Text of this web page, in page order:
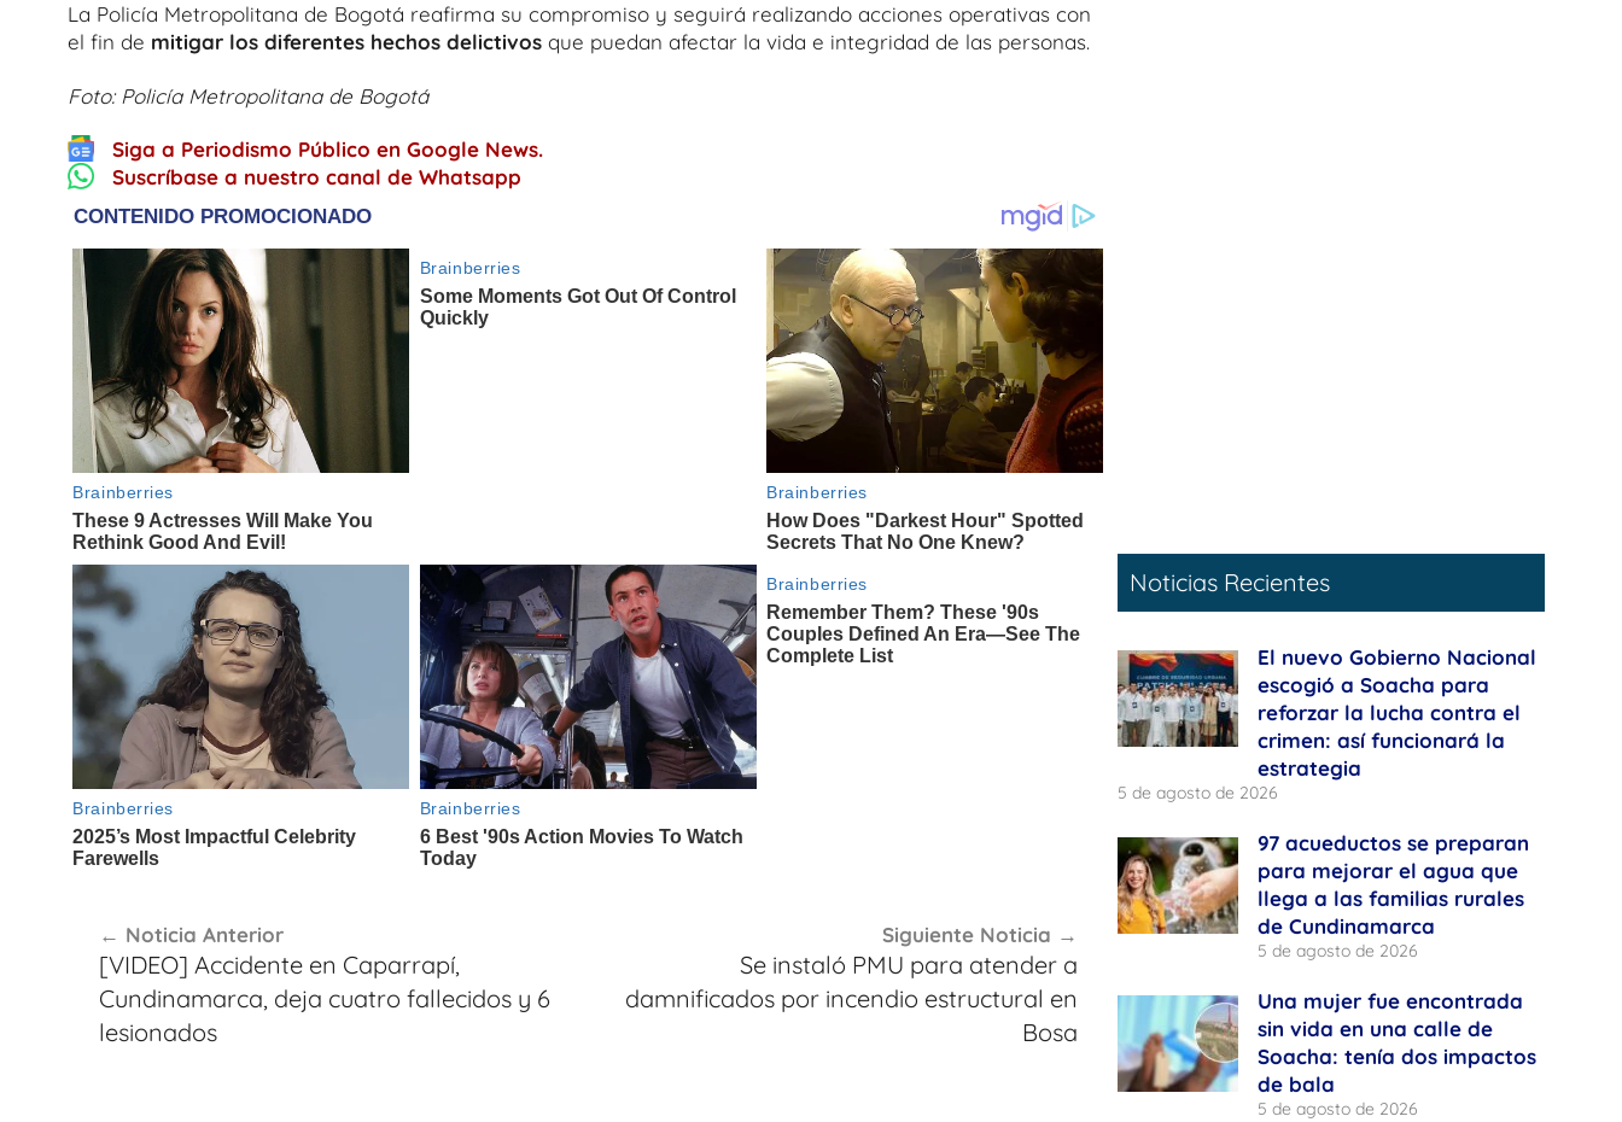
La Policía Metropolitana de Bogotá reafirma su compromiso y seguirá realizando acciones operativas con
el fin de mitigar los diferentes hechos delictivos que puedan afectar la vida e integridad de las personas.
Foto: Policía Metropolitana de Bogotá
Siga a Periodismo Público en Google News.
Suscríbase a nuestro canal de Whatsapp
de
entradas
Noticia Anterior
[VIDEO] Accidente en Caparrapí,
Cundinamarca, deja cuatro fallecidos y 6
lesionados
Siguiente Noticia
Se instaló PMU para atender a
damnificados por incendio estructural en
Bosa
Noticias Recientes
El nuevo Gobierno Nacional
escogió a Soacha para
reforzar la lucha contra el
crimen: así funcionará la
estrategia
5 de agosto de 2026
97 acueductos se preparan
para mejorar el agua que
llega a las familias rurales
de Cundinamarca
5 de agosto de 2026
Una mujer fue encontrada
sin vida en una calle de
Soacha: tenía dos impactos
de bala
5 de agosto de 2026